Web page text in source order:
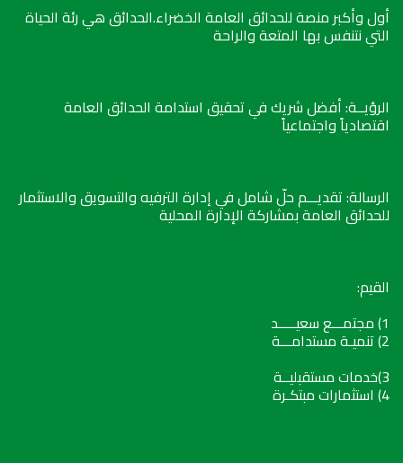
أول وأكبر منصة للحدائق العامة الخضراء.الحدائق هي رئة الحياة
التي نتنفس بها المتعة والراحة
الرؤيــة: أفضل شريك في تحقيق استدامة الحدائق العامة
اقتصادياً واجتماعياً
الرسالة: تقديـــم حلّ شامل في إدارة الترفيه والتسويق والاستثمار
للحدائق العامة بمشاركة الإدارة المحلية
القيم:
1) مجتمـــع سعيـــــد
2) تنميـة مستدامـــة
3)خدمات مستقبليــة
4) استثمارات مبتكـرة